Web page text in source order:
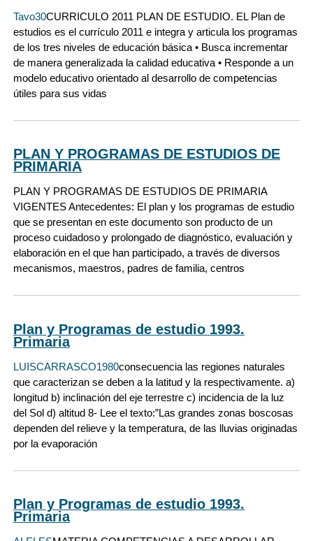
Tavo30CURRICULO 2011 PLAN DE ESTUDIO. EL Plan de
estudios es el currículo 2011 e integra y articula los programas
de los tres niveles de educación básica • Busca incrementar
de manera generalizada la calidad educativa • Responde a un
modelo educativo orientado al desarrollo de competencias
útiles para sus vidas
PLAN Y PROGRAMAS DE ESTUDIOS DE
PRIMARIA
PLAN Y PROGRAMAS DE ESTUDIOS DE PRIMARIA
VIGENTES Antecedentes: El plan y los programas de estudio
que se presentan en este documento son producto de un
proceso cuidadoso y prolongado de diagnóstico, evaluación y
elaboración en el que han participado, a través de diversos
mecanismos, maestros, padres de familia, centros
Plan y Programas de estudio 1993.
Primaria
LUISCARRASCO1980consecuencia las regiones naturales
que caracterizan se deben a la latitud y la respectivamente. a)
longitud b) inclinación del eje terrestre c) incidencia de la luz
del Sol d) altitud 8- Lee el texto:”Las grandes zonas boscosas
dependen del relieve y la temperatura, de las lluvias originadas
por la evaporación
Plan y Programas de estudio 1993.
Primaria